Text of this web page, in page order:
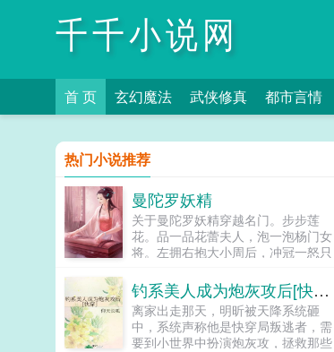
千千小说网
首 页 玄幻魔法 武侠修真 都市言情
热门小说推荐
曼陀罗妖精
关于曼陀罗妖精穿越名门。步步莲
花。品一品花蕾夫人，泡一泡杨门女
将。左拥右抱大小周后，冲冠一怒只
是极品女人。上征程！...
钓系美人成为炮灰攻后[快穿］
离家出走那天，明昕被天降系统砸
中，系统声称他是快穿局叛逃者，需
要到小世界中扮演炮灰攻，拯救那些